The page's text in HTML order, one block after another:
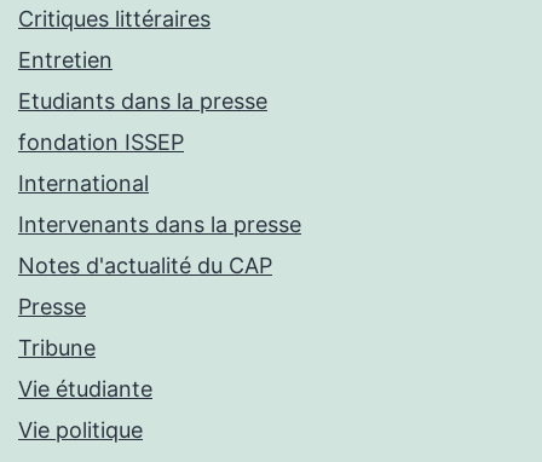
Critiques littéraires
Entretien
Etudiants dans la presse
fondation ISSEP
International
Intervenants dans la presse
Notes d'actualité du CAP
Presse
Tribune
Vie étudiante
Vie politique